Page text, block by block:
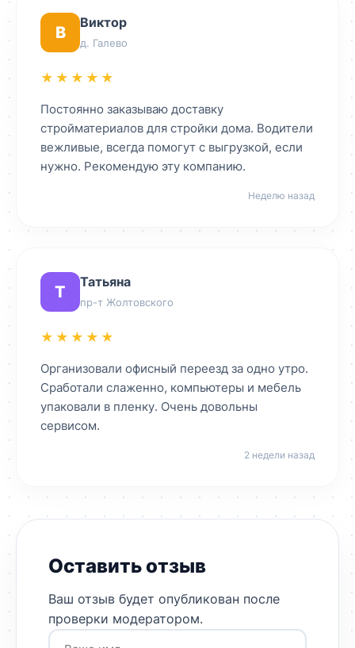
В
Виктор
д. Галево
★★★★★
Постоянно заказываю доставку
стройматериалов для стройки дома. Водители
вежливые, всегда помогут с выгрузкой, если
нужно. Рекомендую эту компанию.
Неделю назад
Т
Татьяна
пр-т Жолтовского
★★★★★
Организовали офисный переезд за одно утро.
Сработали слаженно, компьютеры и мебель
упаковали в пленку. Очень довольны
сервисом.
2 недели назад
Оставить отзыв
Ваш отзыв будет опубликован после
проверки модератором.